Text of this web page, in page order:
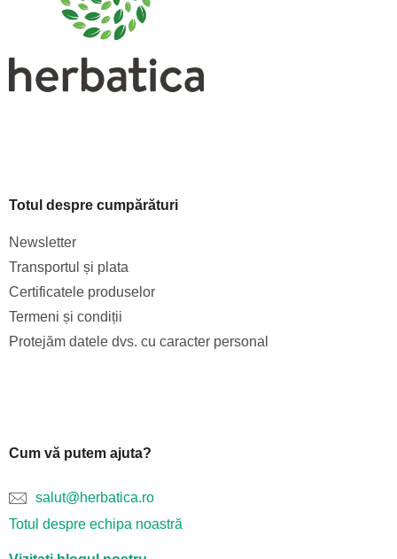
Totul despre cumpărături
Newsletter
Transportul și plata
Certificatele produselor
Termeni și condiții
Protejăm datele dvs. cu caracter personal
Cum vă putem ajuta?
salut@herbatica.ro
Totul despre echipa noastră